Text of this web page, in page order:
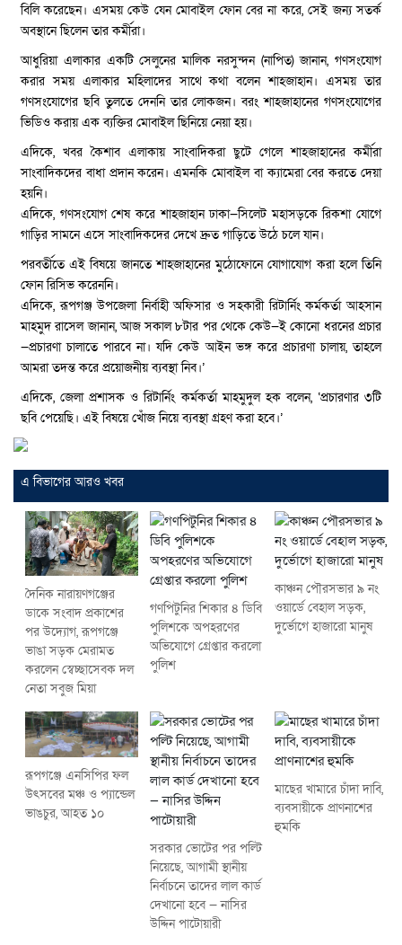
বিলি করেছেন। এসময় কেউ যেন মোবাইল ফোন বের না করে, সেই জন্য সতর্ক
অবস্থানে ছিলেন তার কর্মীরা।
আধুরিয়া এলাকার একটি সেলুনের মালিক নরসুন্দন (নাপিত) জানান, গণসংযোগ
করার সময় এলাকার মহিলাদের সাথে কথা বলেন শাহজাহান। এসময় তার
গণসংযোগের ছবি তুলতে দেননি তার লোকজন। বরং শাহজাহানের গণসংযোগের
ভিডিও করায় এক ব্যক্তির মোবাইল ছিনিয়ে নেয়া হয়।
এদিকে, খবর কৈশাব এলাকায় সাংবাদিকরা ছুটে গেলে শাহজাহানের কর্মীরা
সাংবাদিকদের বাধা প্রদান করেন। এমনকি মোবাইল বা ক্যামেরা বের করতে দেয়া
হয়নি।
এদিকে, গণসংযোগ শেষ করে শাহজাহান ঢাকা—সিলেট মহাসড়কে রিকশা যোগে
গাড়ির সামনে এসে সাংবাদিকদের দেখে দ্রুত গাড়িতে উঠে চলে যান।
পরবর্তীতে এই বিষয়ে জানতে শাহজাহানের মুঠোফোনে যোগাযোগ করা হলে তিনি
ফোন রিসিভ করেননি।
এদিকে, রূপগঞ্জ উপজেলা নির্বাহী অফিসার ও সহকারী রিটার্নিং কর্মকর্তা আহসান
মাহমুদ রাসেল জানান, আজ সকাল ৮টার পর থেকে কেউ—ই কোনো ধরনের প্রচার
—প্রচারণা চালাতে পারবে না। যদি কেউ আইন ভঙ্গ করে প্রচারণা চালায়, তাহলে
আমরা তদন্ত করে প্রয়োজনীয় ব্যবস্থা নিব।’
এদিকে, জেলা প্রশাসক ও রিটার্নিং কর্মকর্তা মাহমুদুল হক বলেন, ‘প্রচারণার ৩টি
ছবি পেয়েছি। এই বিষয়ে খেঁাজ নিয়ে ব্যবস্থা গ্রহণ করা হবে।’
এ বিভাগের আরও খবর
দৈনিক নারায়ণগঞ্জের
ডাকে সংবাদ প্রকাশের
পর উদ্যোগ, রূপগঞ্জে
ভাঙা সড়ক মেরামত
করলেন স্বেচ্ছাসেবক দল
নেতা সবুজ মিয়া
গণপিটুনির শিকার ৪ ডিবি
পুলিশকে অপহরণের
অভিযোগে গ্রেপ্তার করলো
পুলিশ
কাঞ্চন পৌরসভার ৯ নং
ওয়ার্ডে বেহাল সড়ক,
দুর্ভোগে হাজারো মানুষ
রূপগঞ্জে এনসিপির ফল
উৎসবের মঞ্চ ও প্যান্ডেল
ভাঙচুর, আহত ১০
সরকার ভোটের পর পল্টি
নিয়েছে, আগামী স্থানীয়
নির্বাচনে তাদের লাল কার্ড
দেখানো হবে — নাসির
উদ্দিন পাটোয়ারী
মাছের খামারে চাঁদা দাবি,
ব্যবসায়ীকে প্রাণনাশের
হুমকি